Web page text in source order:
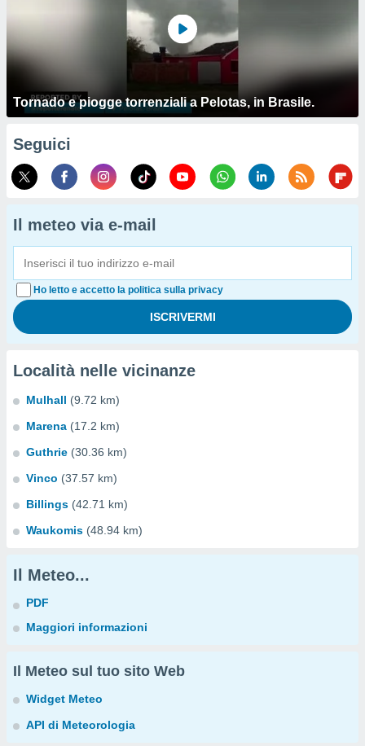
Tornado e piogge torrenziali a Pelotas, in Brasile.
Seguici
Il meteo via e-mail
Ho letto e accetto la politica sulla privacy
Località nelle vicinanze
Mulhall (9.72 km)
Marena (17.2 km)
Guthrie (30.36 km)
Vinco (37.57 km)
Billings (42.71 km)
Waukomis (48.94 km)
Il Meteo...
PDF
Maggiori informazioni
Il Meteo sul tuo sito Web
Widget Meteo
API di Meteorologia